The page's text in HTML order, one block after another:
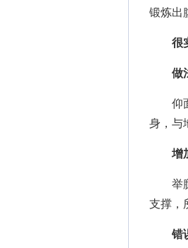
锻炼出
很
做
仰面
身，与
增
举腿
支撑，
错